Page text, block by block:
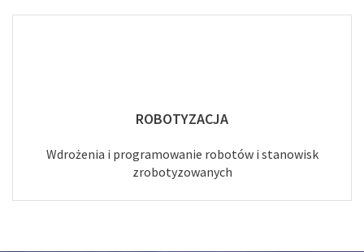
ROBOTYZACJA
Wdrożenia i programowanie robotów i stanowisk
zrobotyzowanych